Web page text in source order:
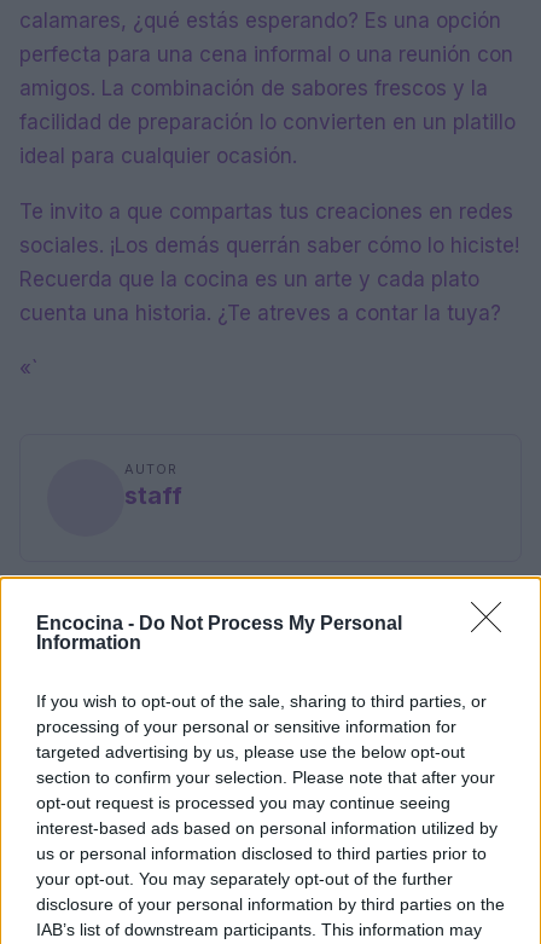
Encocina - Do Not Process My Personal
Information
If you wish to opt-out of the sale, sharing to third parties, or
processing of your personal or sensitive information for
targeted advertising by us, please use the below opt-out
section to confirm your selection. Please note that after your
opt-out request is processed you may continue seeing
interest-based ads based on personal information utilized by
us or personal information disclosed to third parties prior to
your opt-out. You may separately opt-out of the further
disclosure of your personal information by third parties on the
IAB’s list of downstream participants. This information may
calamares, ¿qué estás esperando? Es una opción
perfecta para una cena informal o una reunión con
amigos. La combinación de sabores frescos y la
facilidad de preparación lo convierten en un platillo
ideal para cualquier ocasión.
Te invito a que compartas tus creaciones en redes
sociales. ¡Los demás querrán saber cómo lo hiciste!
Recuerda que la cocina es un arte y cada plato
cuenta una historia. ¿Te atreves a contar la tuya?
«`
AUTOR
staff